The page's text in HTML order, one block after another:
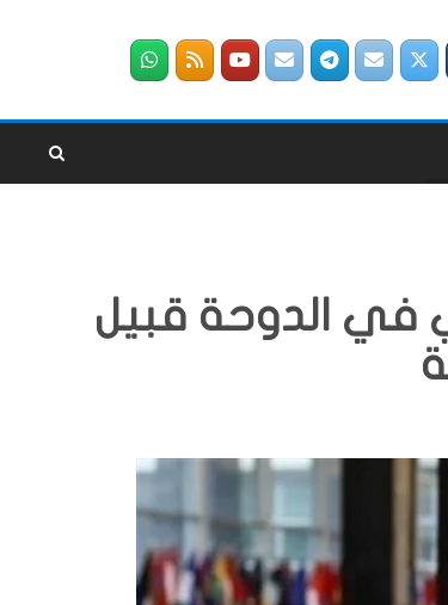
في الدوحة قبيل